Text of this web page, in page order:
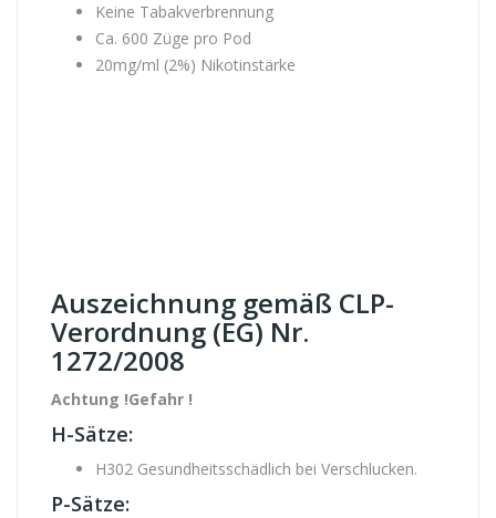
Keine Tabakverbrennung
Ca. 600 Züge pro Pod
20mg/ml (2%) Nikotinstärke
Auszeichnung gemäß CLP-
Verordnung (EG) Nr.
1272/2008
Achtung !Gefahr !
H-Sätze:
H302 Gesundheitsschädlich bei Verschlucken.
P-Sätze: